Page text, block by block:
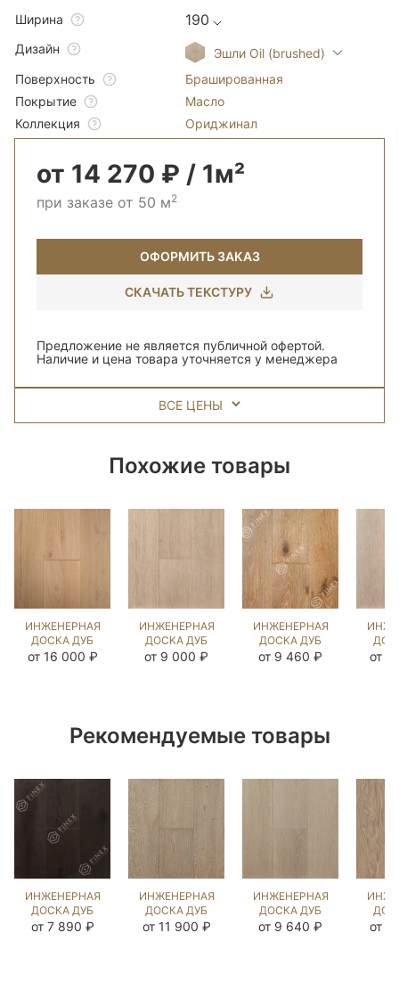
Ширина 190
Дизайн
Эшли Oil (brushed)
Поверхность
Брашированная
Покрытие
Масло
Коллекция
Ориджинал
от 14 270 ₽ / 1м²
при заказе от 50 м2
ОФОРМИТЬ ЗАКАЗ
СКАЧАТЬ ТЕКСТУРУ
Предложение не является публичной офертой.
Наличие и цена товара уточняется у менеджера
ВСЕ ЦЕНЫ
Похожие товары
ИНЖЕНЕРНАЯ
ДОСКА ДУБ
ВЕРДЖН
от 16 000 ₽
ИНЖЕНЕРНАЯ
ДОСКА ДУБ
ЭШЛИ
от 9 000 ₽
ИНЖЕНЕРНАЯ
ДОСКА ДУБ
СМОК С
от 9 460 ₽ от
Рекомендуемые товары
ИНЖЕНЕРНАЯ
ДОСКА ДУБ
BLACK
от 7 890 ₽
ИНЖЕНЕРНАЯ
ДОСКА ДУБ
ЧЕСТ
от 11 900 ₽
ИНЖЕНЕРНАЯ
ДОСКА ДУБ
МИЛТА OIL
от 9 640 ₽ от